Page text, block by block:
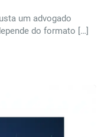
um advogado
do formato […]